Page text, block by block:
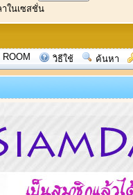
าในเซสชั่น
ROOM วิธีใช้ ค้นหา